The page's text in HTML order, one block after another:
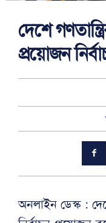
দেশে
প্রয়োজন
অনলাইন ডেস্ক :